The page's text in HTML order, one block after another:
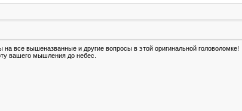
все вышеназванные и другие вопросы в этой оригинальной головоломке!
вашего мышления до небес.